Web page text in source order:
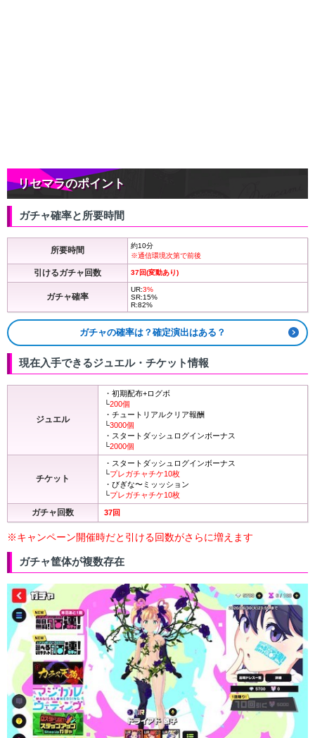
リセマラのポイント
ガチャ確率と所要時間
所要時間
約10分
※通信環境次第で前後
引けるガチャ回数 37回(変動あり)
ガチャ確率
UR:3%
SR:15%
R:82%
ガチャの確率は？確定演出はある？
現在入手できるジュエル・チケット情報
ジュエル
・初期配布+ログボ
└200個
・チュートリアルクリア報酬
└3000個
・スタートダッシュログインボーナス
└2000個
チケット
・スタートダッシュログインボーナス
└プレガチャチケ10枚
・びぎな〜ミッッション
└プレガチャチケ10枚
ガチャ回数 37回
※キャンペーン開催時だと引ける回数がさらに増えます
ガチャ筐体が複数存在